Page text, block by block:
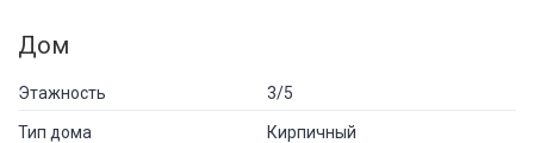
Дом
Этажность 3/5
Тип дома Кирпичный